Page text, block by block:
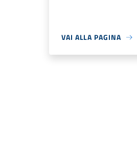
VAI ALLA PAGINA